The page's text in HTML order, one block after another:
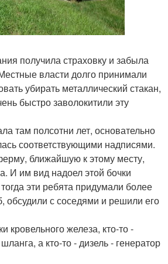
получила страховку и забыла
власти долго принимали
убирать металлический стакан,
быстро заволокитили эту
там полсотни лет, основательно
соответствующими надписями.
ближайшую к этому месту,
И им вид надоел этой бочки
эти ребята придумали более
обсудили с соседями и решили его
кровельного железа, кто-то -
а кто-то - дизель - генератор